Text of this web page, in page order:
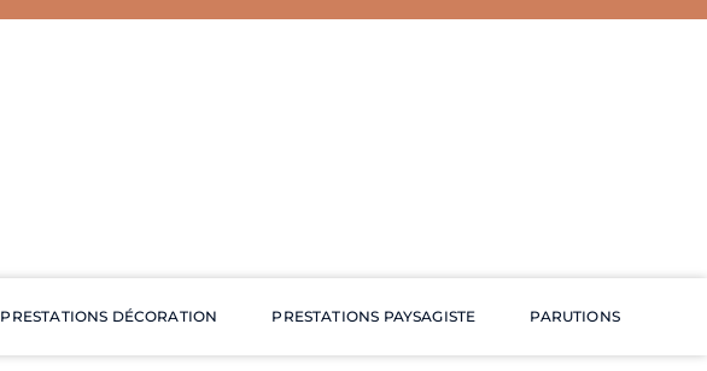
PRESTATIONS DÉCORATION PRESTATIONS PAYSAGISTE PARUTIONS